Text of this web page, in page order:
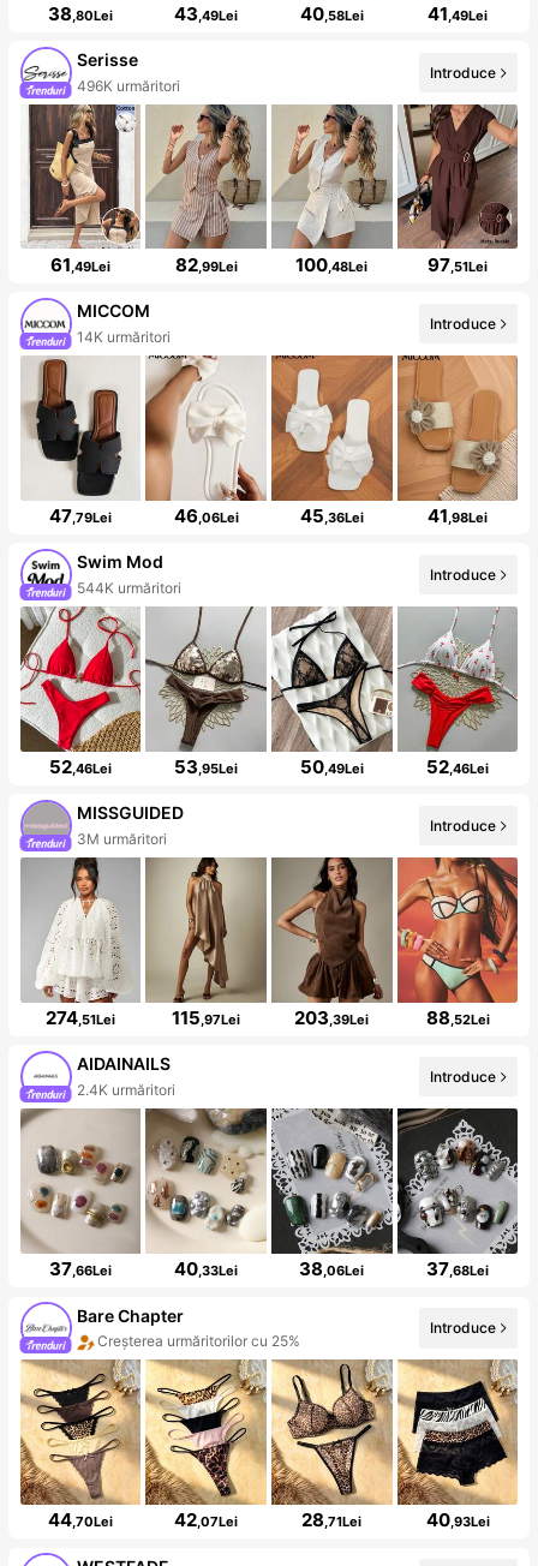
38,80Lei 43,49Lei 40,58Lei 41,49Lei
Serisse
496K urmăritori
Introduce
61,49Lei 82,99Lei 100,48Lei 97,51Lei
MICCOM
14K urmăritori
Introduce
47,79Lei 46,06Lei 45,36Lei 41,98Lei
Swim Mod
544K urmăritori
Introduce
52,46Lei 53,95Lei 50,49Lei 52,46Lei
MISSGUIDED
3M urmăritori
Introduce
274,51Lei 115,97Lei 203,39Lei 88,52Lei
AIDAINAILS
2.4K urmăritori
Introduce
37,66Lei 40,33Lei 38,06Lei 37,68Lei
Bare Chapter
Creșterea urmăritorilor cu 25%
Introduce
44,70Lei 42,07Lei 28,71Lei 40,93Lei